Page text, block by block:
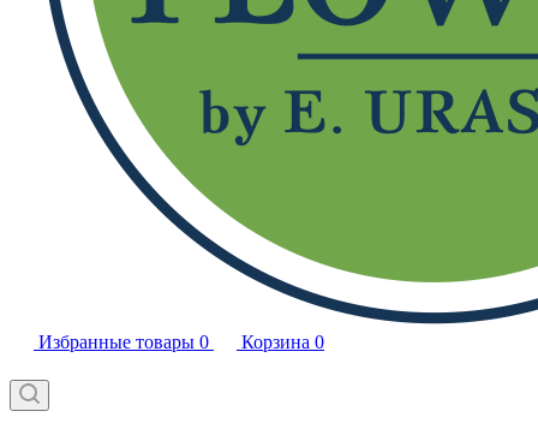
Избранные товары 0 Корзина 0